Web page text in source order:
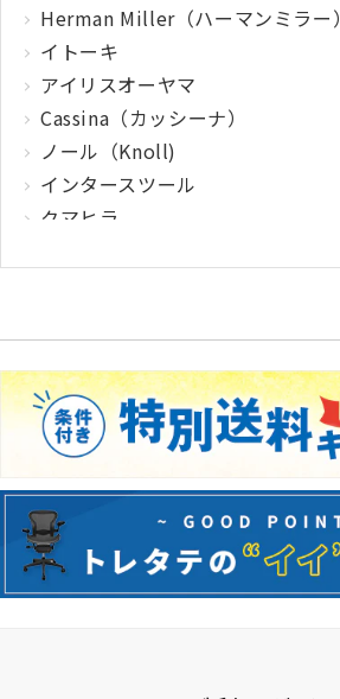
Herman Miller（ハーマンミラー）
イトーキ
アイリスオーヤマ
Cassina（カッシーナ）
ノール（Knoll)
インタースツール
クマヒラ
その他メーカー